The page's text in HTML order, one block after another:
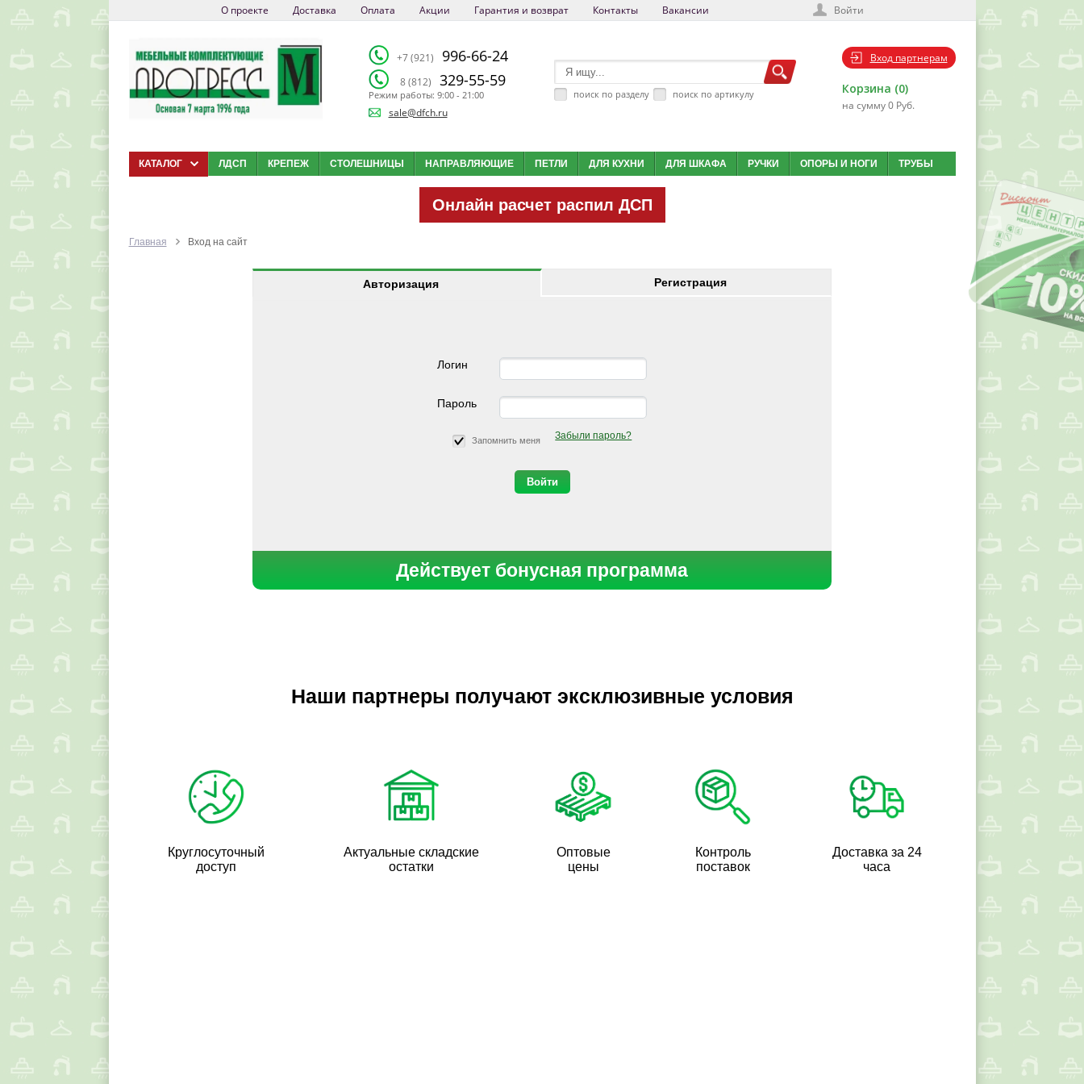
О проекте Доставка Оплата Акции Гарантия и возврат Контакты Вакансии Войти
+7 (921) 996-66-24
8 (812) 329-55-59
Режим работы: 9:00 - 21:00
sale@dfch.ru
поиск по разделу поиск по артикулу
Вход партнерам
Корзина (0)
на сумму 0 Руб.
КАТАЛОГ ЛДСП КРЕПЕЖ СТОЛЕШНИЦЫ НАПРАВЛЯЮЩИЕ ПЕТЛИ ДЛЯ КУХНИ ДЛЯ ШКАФА РУЧКИ ОПОРЫ И НОГИ ТРУБЫ
Онлайн расчет распил ДСП
Главная Вход на сайт
Авторизация Регистрация
Логин
Пароль
Запомнить меня Забыли пароль?
Действует бонусная программа
Наши партнеры получают эксклюзивные условия
Круглосуточный
доступ
Актуальные складские
остатки
Оптовые
цены
Контроль
поставок
Доставка за 24
часа